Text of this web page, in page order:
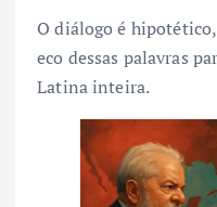
O diálogo é
eco dessas palavras
Latina inteira.